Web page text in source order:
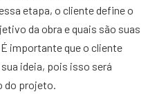
etapa, o cliente define o
da obra e quais são suas
importante que o cliente
ideia, pois isso será
do projeto.